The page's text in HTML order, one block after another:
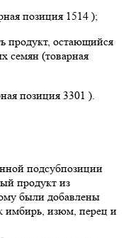
позиция 1514 );
продукт, остающийся
семян (товарная
позиция 3301 ).
подсубпозиции
продукт из
были добавлены
имбирь, изюм, перец и